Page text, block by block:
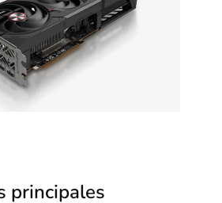
principales